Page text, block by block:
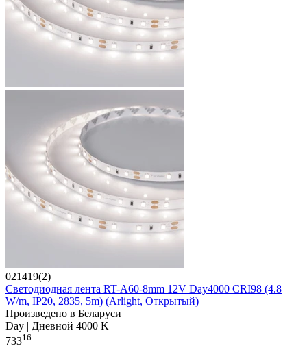
021419(2)
Светодиодная лента RT-A60-8mm 12V Day4000 CRI98 (4.8
W/m, IP20, 2835, 5m) (Arlight, Открытый)
Произведено в Беларуси
Day | Дневной 4000 K
73316